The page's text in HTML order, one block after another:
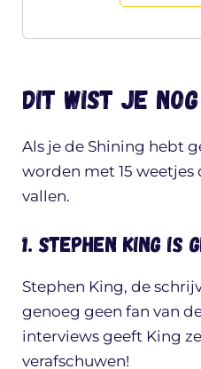
Dit wist je
Als je de Shining hebt
worden met 15
vallen.
1. Stephen King is
Stephen King, de
genoeg geen fan van
interviews geeft King
verafschuwen!